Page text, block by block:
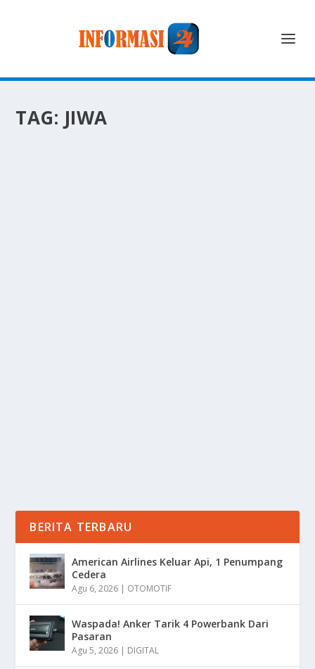
TAG: JIWA
BERITA TERBARU
American Airlines Keluar Api, 1 Penumpang
Cedera
Agu 6, 2026 | OTOMOTIF
Waspada! Anker Tarik 4 Powerbank Dari
Pasaran
Agu 5, 2026 | DIGITAL